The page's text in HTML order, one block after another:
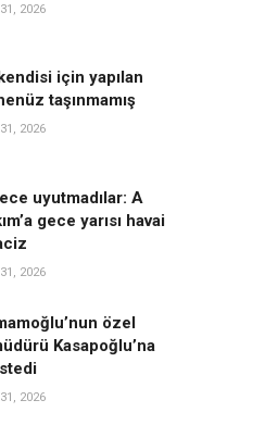
2026
için yapılan
taşınmamış
2026
uyutmadılar: A
gece yarısı havai
2026
özel
Kasapoğlu’na
2026